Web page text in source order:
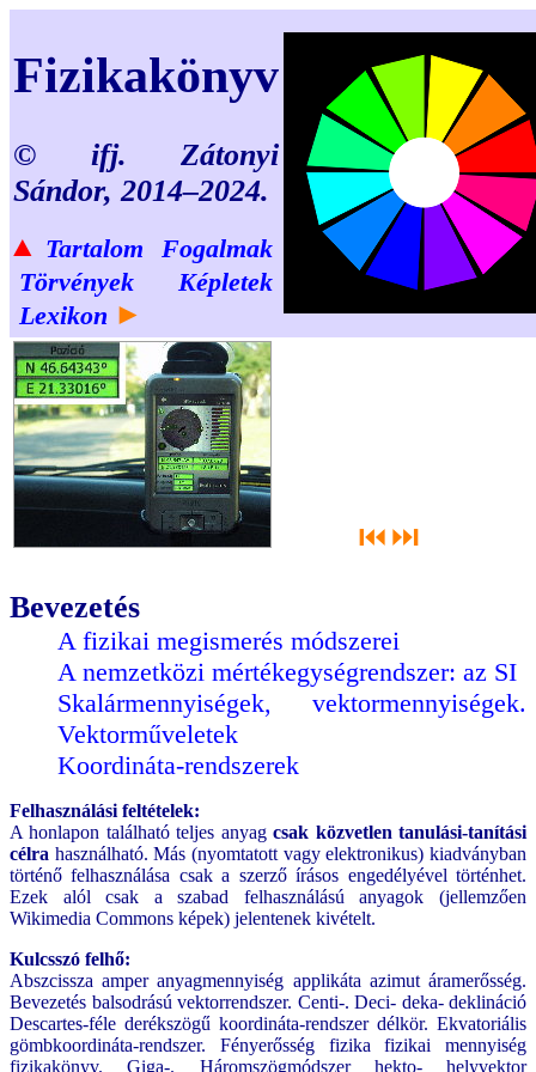
Fizikakönyv
© ifj. Zátonyi
Sándor, 2014–2024.
▲ Tartalom
Fogalmak
Törvények
Képletek
Lexikon ►
⏮ ⏭
Bevezetés
A fizikai megismerés módszerei
A nemzetközi mértékegységrendszer: az SI
Skalármennyiségek, vektormennyiségek.
Vektorműveletek
Koordináta-rendszerek
Felhasználási feltételek:
A honlapon található teljes anyagcsak közvetlen tanulási-tanítási
célra használható. Más (nyomtatott vagy elektronikus) kiadványban
történő felhasználása csak a szerző írásos engedélyével történhet.
Ezek alól csak a szabad felhasználású anyagok (jellemzően
Wikimedia Commons képek) jelentenek kivételt.
Kulcsszó felhő:
Abszcissza amper anyagmennyiség applikáta azimut áramerősség.
Bevezetés balsodrású vektorrendszer. Centi-. Deci- deka- deklináció
Descartes-féle derékszögű koordináta-rendszer délkör. Ekvatoriális
gömbkoordináta-rendszer. Fényerősség fizika fizikai mennyiség
fizikakönyv. Giga-. Háromszögmódszer hekto- helyvektor